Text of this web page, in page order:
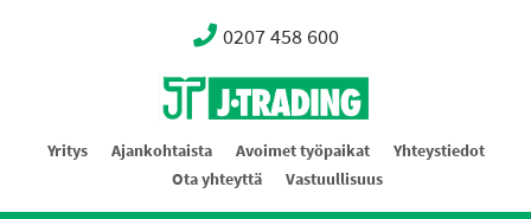
0207 458 600
Oy J-Trading Ab
Yritys Ajankohtaista Avoimet työpaikat
Yhteystiedot
Ota yhteyttä
Vastuullisuus